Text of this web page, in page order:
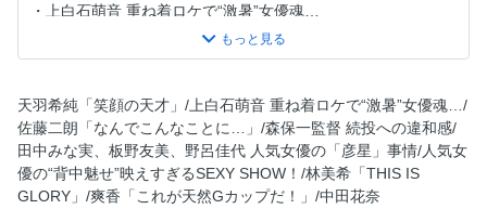
上白石萌音 重ね着ロケで“激暑”女優魂…
佐藤二朗「なんでこんなことに…」当面は静養の日々
田中みな実／板野友美／野呂佳代 人気女優の「彦星」事情
人気女優の“背中魅せ”映えすぎるSEXY SHOW！
亡き妻へ…今だから言える「ありがとうね」
【連載】坂本冬美 モゴモゴ『紅白』2025年 最終回
天羽希純「笑顔の天才」/上白石萌音 重ね着ロケで“激暑”女優魂…/
佐藤二朗「なんでこんなことに…」/森保一監督 続投への違和感/
田中みな実、板野友美、野呂佳代 人気女優の「彦星」事情/人気女
優の“背中魅せ”映えすぎるSEXY SHOW！/林美希「THIS IS
GLORY」/爽香「これが天然Gカップだ！」/中田花奈